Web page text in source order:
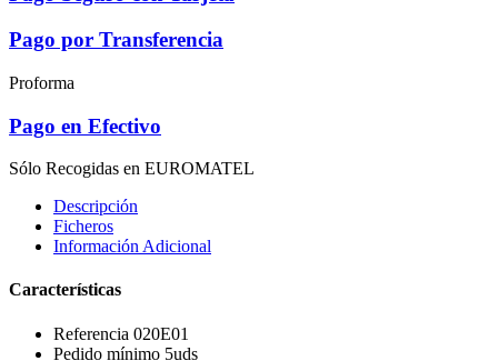
Pago por Transferencia
Proforma
Pago en Efectivo
Sólo Recogidas en EUROMATEL
Descripción
Ficheros
Información Adicional
Características
Referencia 020E01
Pedido mínimo 5uds